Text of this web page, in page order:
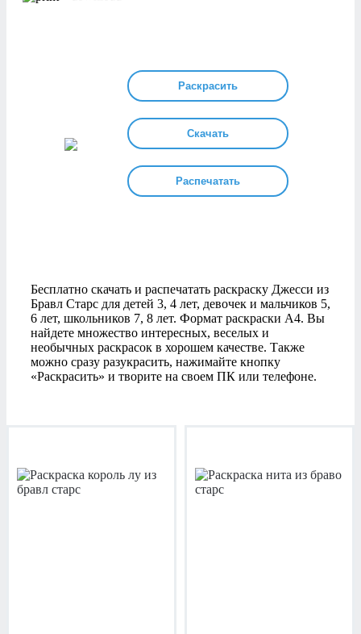
Раскрасить
Скачать
Распечатать
Бесплатно скачать и распечатать раскраску Джесси из
Бравл Старс для детей 3, 4 лет, девочек и мальчиков 5,
6 лет, школьников 7, 8 лет. Формат раскраски А4. Вы
найдете множество интересных, веселых и
необычных раскрасок в хорошем качестве. Также
можно сразу разукрасить, нажимайте кнопку
«Раскрасить» и творите на своем ПК или телефоне.